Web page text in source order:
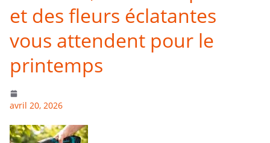
et des fleurs éclatantes
vous attendent pour le
printemps
avril 20, 2026